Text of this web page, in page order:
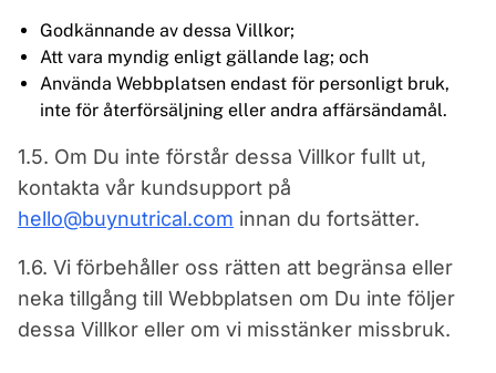
Godkännande av dessa Villkor;
Att vara myndig enligt gällande lag; och
Använda Webbplatsen endast för personligt bruk,
inte för återförsäljning eller andra affärsändamål.
1.5. Om Du inte förstår dessa Villkor fullt ut,
kontakta vår kundsupport på
hello@buynutrical.com innan du fortsätter.
1.6. Vi förbehåller oss rätten att begränsa eller
neka tillgång till Webbplatsen om Du inte följer
dessa Villkor eller om vi misstänker missbruk.